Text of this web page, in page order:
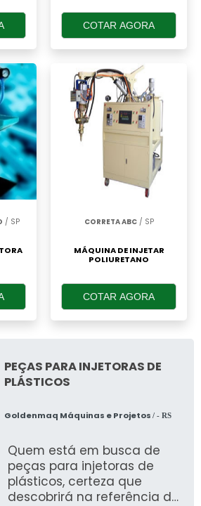
COTAR AGORA
/ SP CORRETA ABC/ SP
MÁQUINA DE INJETAR
POLIURETANO
COTAR AGORA
PEÇAS PARA INJETORAS DE
PLÁSTICOS
Goldenmaq Máquinas e Projetos / - RS
Quem está em busca de
peças para injetoras de
plásticos, certeza que
descobrirá na referência do